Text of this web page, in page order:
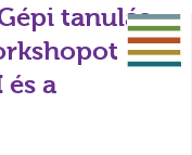
tanulás
és a